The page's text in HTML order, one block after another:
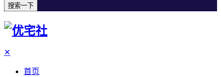
搜索一下
✕
首页